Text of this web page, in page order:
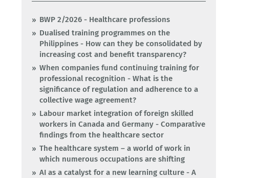
BWP 2/2026 - Healthcare professions
Dualised training programmes on the
Philippines - How can they be consolidated by
increasing cost and benefit transparency?
When companies fund continuing training for
professional recognition - What is the
significance of regulation and adherence to a
collective wage agreement?
Labour market integration of foreign skilled
workers in Canada and Germany - Comparative
findings from the healthcare sector
The healthcare system – a world of work in
which numerous occupations are shifting
AI as a catalyst for a new learning culture - A